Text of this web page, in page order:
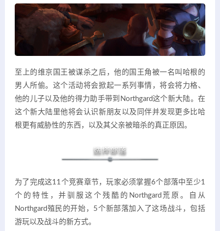
至上的维京国王被谋杀之后，他的国王角被一名叫哈根的
男人所偷。这个活动将会掀起一系列事情，将会将力格、
他的儿子以及他的得力助手带到Northgard这个新大陆。在
这个新大陆里他将会认识新朋友以及同伴并发现更多比哈
根更有威胁性的东西，以及其父亲被暗杀的真正原因。
为了完成这11个竞赛章节，玩家必须掌握6个部落中至少1
个的特性，并驯服这个残酷的Northgard荒原。自从
Northgard殖民的开始，5个新部落加入了这场战斗，包括
游玩以及战斗的新方式。